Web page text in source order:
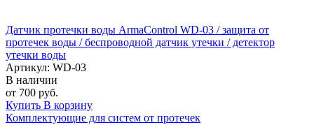
Датчик протечки воды ArmaControl WD-03 / защита от
протечек воды / беспроводной датчик утечки / детектор
утечки воды
Артикул: WD-03
В наличии
от 700 руб.
Купить В корзину
Комплектующие для систем от протечек